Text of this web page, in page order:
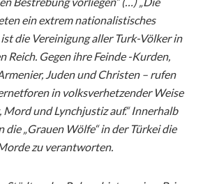
ein extrem nationalistisches
die Vereinigung aller Turk-Völker in
Reich. Gegen ihre Feinde -Kurden,
Juden und Christen – rufen
in volksverhetzender Weise
Mord undLynchjustiz auf.“ Innerhalb
die „Grauen Wölfe“ in der Türkei die
zu verantworten.